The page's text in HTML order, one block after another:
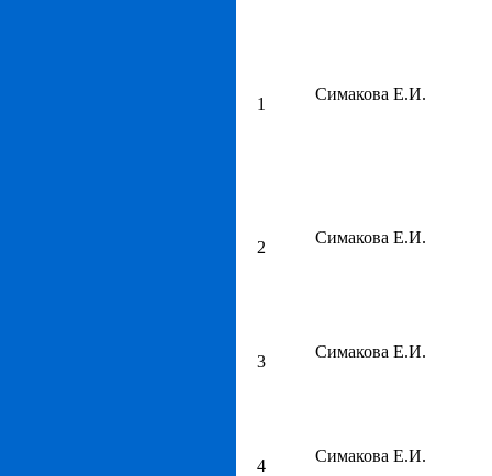
1
Симакова Е.И.
2
Симакова Е.И.
3
Симакова Е.И.
4
Симакова Е.И.